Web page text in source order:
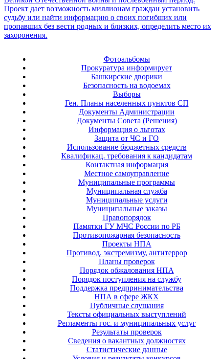
Фотоальбомы
Прокуратура информирует
Башкирские дворики
Безопасность на водоемах
Выборы
Ген. Планы населенных пунктов СП
Документы Администрации
Документы Совета (Решения)
Информация о льготах
Защита от ЧС и ГО
Использование бюджетных средств
Квалификац. требования к кандидатам
Контактная информация
Местное самоуправление
Муниципальные программы
Муниципальная служба
Муниципальные услуги
Муниципальные заказы
Правопорядок
Памятки ГУ МЧС России по РБ
Противопожарная безопасность
Проекты НПА
Противод. экстремизму, антитеррор
Планы проверок
Порядок обжалования НПА
Порядок поступления на службу
Поддержка предпринимательства
НПА в сфере ЖКХ
Публичные слушания
Тексты официальных выступлений
Регламенты гос. и муниципальных услуг
Результаты проверок
Сведения о вакантных должностях
Статистические данные